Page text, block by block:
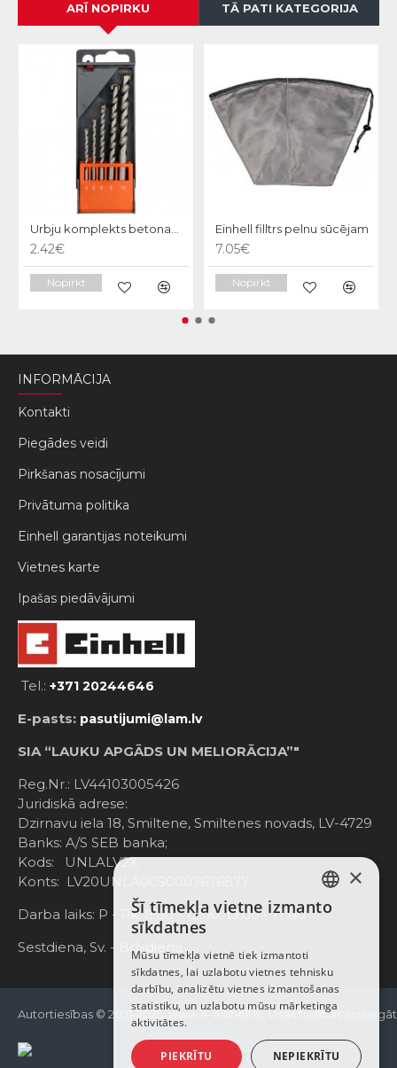
ARĪ NOPIRKU TĀ PATI KATEGORIJA
Urbju komplekts betonam 4,5,6,8,10mm Stohr
2.42€
Nopirkt
Einhell filltrs pelnu sūcējam
7.05€
Nopirkt
INFORMĀCIJA
Kontakti
Piegādes veidi
Pirkšanas nosacījumi
Privātuma politika
Einhell garantijas noteikumi
Vietnes karte
Ipašas piedāvājumi
Tel.: +371 20244646
E-pasts: pasutijumi@lam.lv
SIA “LAUKU APGĀDS UN MELIORĀCIJA”"
Reg.Nr.: LV44103005426
Juridiskā adrese:
Dzirnavu iela 18, Smiltene, Smiltenes novads, LV-4729
Banks: A/S SEB banka;
Kods: UNLALV2X
Konts: LV20UNLA0050007676877
Darba laiks: P - Pk. 8:00 - 12:00; 13:00 - 17:00
Sestdiena, Sv. - Brīvdiena
Autortiesības © 2021-2025, www.e-einhell.lv, Visas tiesības
LATVIAN
ENGLISH
×
Šī tīmekļa vietne izmanto
sīkdatnes
Mūsu tīmekļa vietnē tiek izmantoti
sīkdatnes, lai uzlabotu vietnes tehnisku
darbību, analizētu vietnes izmantošanas
statistiku, un uzlabotu mūsu mārketinga
aktivitātes.
PIEKRĪTU NEPIEKRĪTU